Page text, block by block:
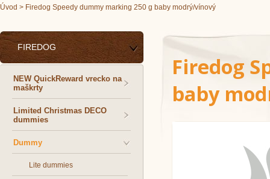
Úvod > Firedog Speedy dummy marking 250 g baby modrý/vínový
FIREDOG
NEW QuickReward vrecko na
maškrty
Limited Christmas DECO
dummies
Dummy
Lite dummies
Firedog
baby